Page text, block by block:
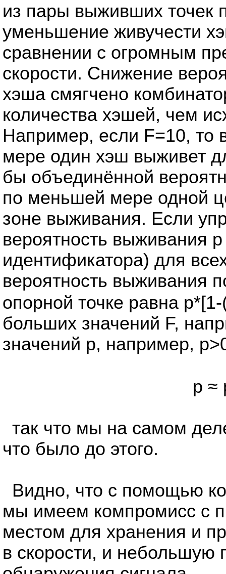
из пары выживших точек
уменьшение живучести
сравнении с огромным
скорости. Снижение
хэша смягчено
количества хэшей, чем
Например, если F=10, то
мере один хэш выживет
бы объединённой
по меньшей мере одной
зоне выживания. Если
вероятность выживания
идентификатора) для
вероятность выживания
опорной точке равна
больших значений F,
значений р, например,
p ≈
так что мы на самом
что было до этого.
Видно, что с помощью
мы имеем компромисс с
местом для хранения и
в скорости, и небольшую